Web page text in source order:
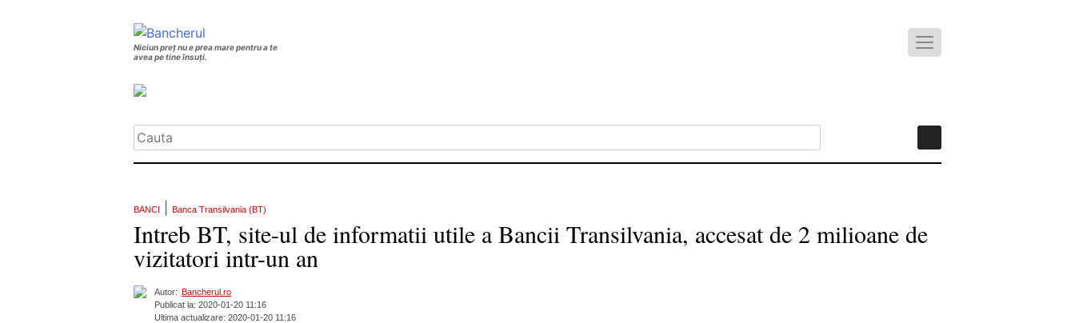
Niciun preț nu e prea mare pentru a te
avea pe tine însuți.
BANCI Banca Transilvania (BT)
Intreb BT, site-ul de informatii utile a Bancii Transilvania, accesat de 2 milioane de
vizitatori intr-un an
Autor: Bancherul.ro
Publicat la: 2020-01-20 11:16
Ultima actualizare: 2020-01-20 11:16